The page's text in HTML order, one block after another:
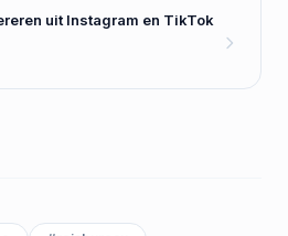
uit Instagram en TikTok